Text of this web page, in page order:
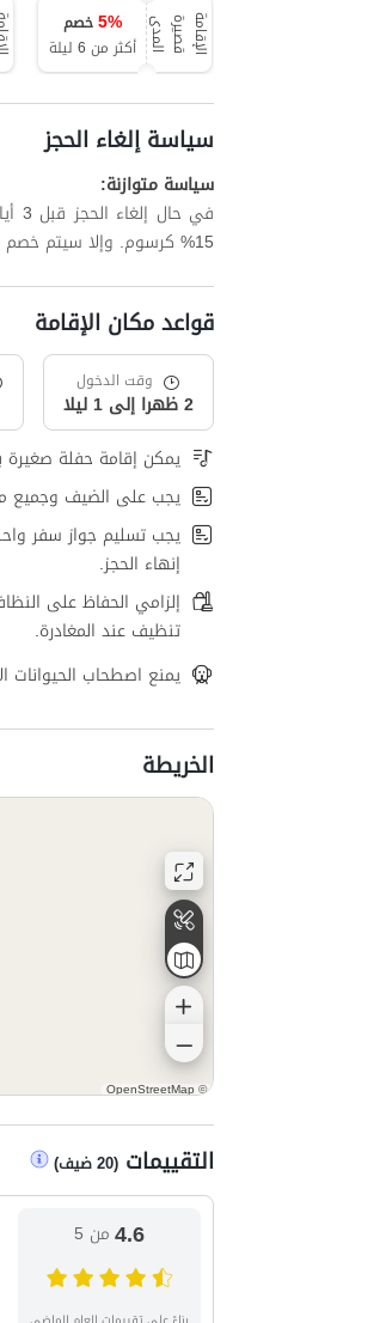
ا
ل
إ
ق
ا
م
ة
ق
ص
ي
ر
ة
ا
ل
م
د ى 5% خصم
أكثر من 6 ليلة
سياسة إلغاء الحجز
سياسة متوازنة:
15% كرسوم. وإلا سيتم خصم أجرة الليلة الأولى بالإضافة إلى ما يصل إلى 15% من الليالي المتبقية.
قواعد مكان الإقامة
وقت الدخول
2 ظهرا إلى 1 ليلا
يمكن إقامة حفلة
يجب على الضيف وجميع
يجب تسليم جواز سفر
إنهاء الحجز.
إلزامي الحفاظ على
تنظيف عند المغادرة.
يمنع اصطحاب الحيوانات
الخريطة
©
OpenStreetMap
التقييمات (
20ضيف)
4.6من 5